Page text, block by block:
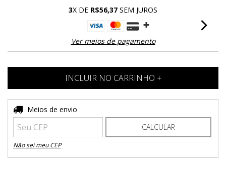
3X DE R$56,37 SEM JUROS
Ver meios de pagamento
Entregas para o CEP:
Meios de envio
CALCULAR
Não sei meu CEP